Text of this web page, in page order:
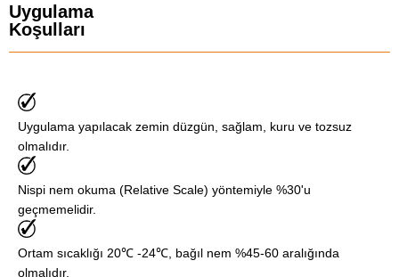
Uygulama
Koşulları
Uygulama yapılacak zemin düzgün, sağlam, kuru ve tozsuz
olmalıdır.
Nispi nem okuma (Relative Scale) yöntemiyle %30'u
geçmemelidir.
Ortam sıcaklığı 20℃ -24℃, bağıl nem %45-60 aralığında
olmalıdır.